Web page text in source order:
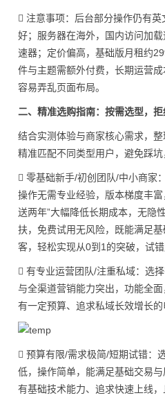
 注意事项：后台部分操作仍有
好；服务器在海外，国内访问加
速器；定价偏高，基础版月租约
件与主题需额外付费，长期运营
容易弄乱页面布局。
二、精准选购指南：按需选型，
结合实测体验与商家核心需求，整
精准匹配不同类型用户，避免踩坑
 零基础新手/初创团队/中小商家
操作无需专业经验，版本梯度丰
送两年”大幅降低长期成本，无隐
扶，免费试用无风险，既能满足
客，轻松实现从0到1的突破，试错
 有专业运营团队/注重私域：选
与全渠道营销能力突出，功能全
有一定预算、追求私域长效增长的
 预算有限/需求极简/短期试错：
低，操作简单，能满足基础交易
有基础技术能力、追求快速上线